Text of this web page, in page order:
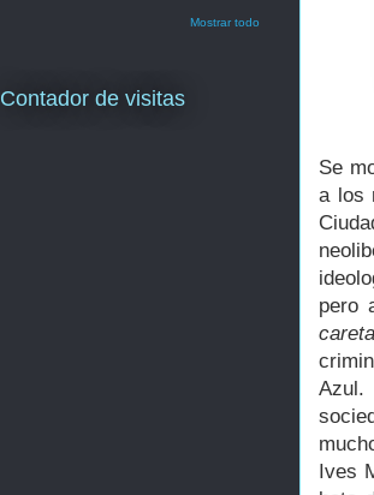
Se
a los
pero
Ives
Mostrar todo
Contador de visitas